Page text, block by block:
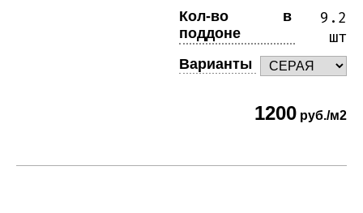
Кол-во в
поддоне
9.2
шт
Варианты
1200 руб./м2